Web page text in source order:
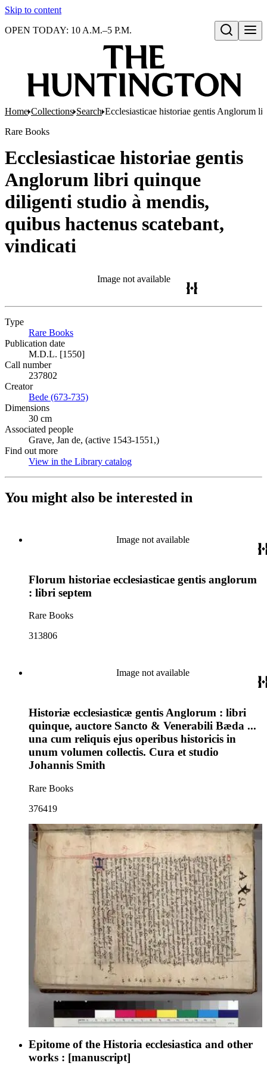
Skip to content
Open search
OPEN TODAY: 10 A.M.–5 P.M.
Home Collections Search Ecclesiasticae historiae gentis Anglorum
Rare Books
Ecclesiasticae historiae gentis
Anglorum libri quinque
diligenti studio à mendis,
quibus hactenus scatebant,
vindicati
Image not available
Type
Rare Books
Publication date
M.D.L. [1550]
Call number
237802
Creator
Bede (673-735)
Dimensions
30 cm
Associated people
Grave, Jan de, (active 1543-1551,)
Find out more
View in the Library catalog
You might also be interested in
Image not available
Florum historiae ecclesiasticae gentis anglorum
: libri septem
Rare Books
313806
Image not available
Historiæ ecclesiasticæ gentis Anglorum : libri
quinque, auctore Sancto & Venerabili Bæda ...
una cum reliquis ejus operibus historicis in
unum volumen collectis. Cura et studio
Johannis Smith
Rare Books
376419
Epitome of the Historia ecclesiastica and other
works : [manuscript]